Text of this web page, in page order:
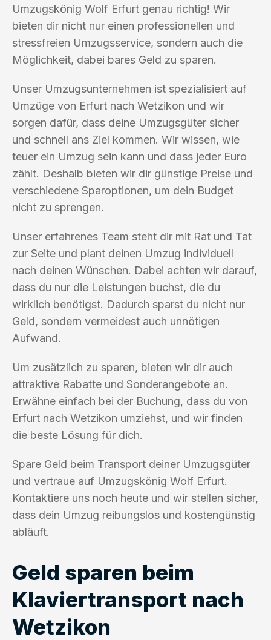
Umzugskönig Wolf Erfurt genau richtig! Wir
bieten dir nicht nur einen professionellen und
stressfreien Umzugsservice, sondern auch die
Möglichkeit, dabei bares Geld zu sparen.
Unser Umzugsunternehmen ist spezialisiert auf
Umzüge von Erfurt nach Wetzikon und wir
sorgen dafür, dass deine Umzugsgüter sicher
und schnell ans Ziel kommen. Wir wissen, wie
teuer ein Umzug sein kann und dass jeder Euro
zählt. Deshalb bieten wir dir günstige Preise und
verschiedene Sparoptionen, um dein Budget
nicht zu sprengen.
Unser erfahrenes Team steht dir mit Rat und Tat
zur Seite und plant deinen Umzug individuell
nach deinen Wünschen. Dabei achten wir darauf,
dass du nur die Leistungen buchst, die du
wirklich benötigst. Dadurch sparst du nicht nur
Geld, sondern vermeidest auch unnötigen
Aufwand.
Um zusätzlich zu sparen, bieten wir dir auch
attraktive Rabatte und Sonderangebote an.
Erwähne einfach bei der Buchung, dass du von
Erfurt nach Wetzikon umziehst, und wir finden
die beste Lösung für dich.
Spare Geld beim Transport deiner Umzugsgüter
und vertraue auf Umzugskönig Wolf Erfurt.
Kontaktiere uns noch heute und wir stellen sicher,
dass dein Umzug reibungslos und kostengünstig
abläuft.
Geld sparen beim
Klaviertransport nach
Wetzikon